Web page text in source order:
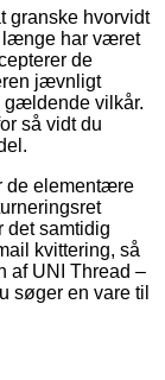
granske hvorvidt
længe har været
de
jævnligt
gældende vilkår.
så vidt du
de elementære
det samtidig
kvittering, så
af UNI Thread –
søger en vare til